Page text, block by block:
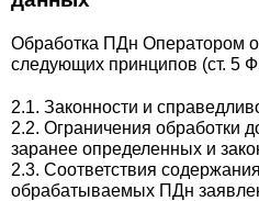
Обработка ПДн Оператором
следующих принципов (ст. 5
2.1. Законности и
2.2. Ограничения обработки
заранее определенных и
2.3. Соответствия
обрабатываемых ПДн